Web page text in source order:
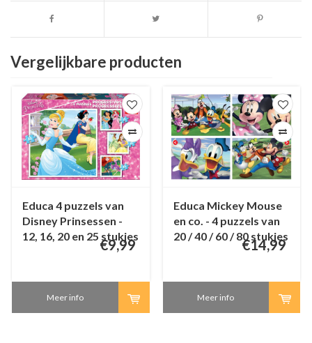
Vergelijkbare producten
Educa 4 puzzels van
Disney Prinsessen -
12, 16, 20 en 25 stukjes
€9,99
Meer info
Educa Mickey Mouse
en co. - 4 puzzels van
20 / 40 / 60 / 80 stukjes
€14,99
Meer info